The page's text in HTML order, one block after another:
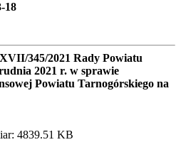
18
345/2021 Rady Powiatu
2021 r. w sprawie
Powiatu Tarnogórskiego na
4839.51 KB